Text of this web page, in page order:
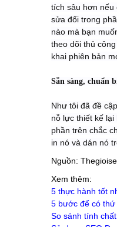
tích sâu hơn nếu
sửa đổi trong
nào mà bạn
theo dõi thủ
khai phiên bản
Sẵn sàng, chuẩn
Như tôi đã đề
nỗ lực thiết kế
phần trên chắc
in nó và dán nó
Nguồn:
Xem thêm:
5 thực hành tốt
5 bước để có
So sánh tính